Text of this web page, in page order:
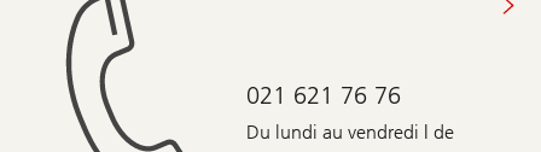
021 621 76 76
Du lundi au vendredi | de